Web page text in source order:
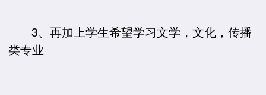
3、再加上学生希望学习文学，文化，传播
类专业